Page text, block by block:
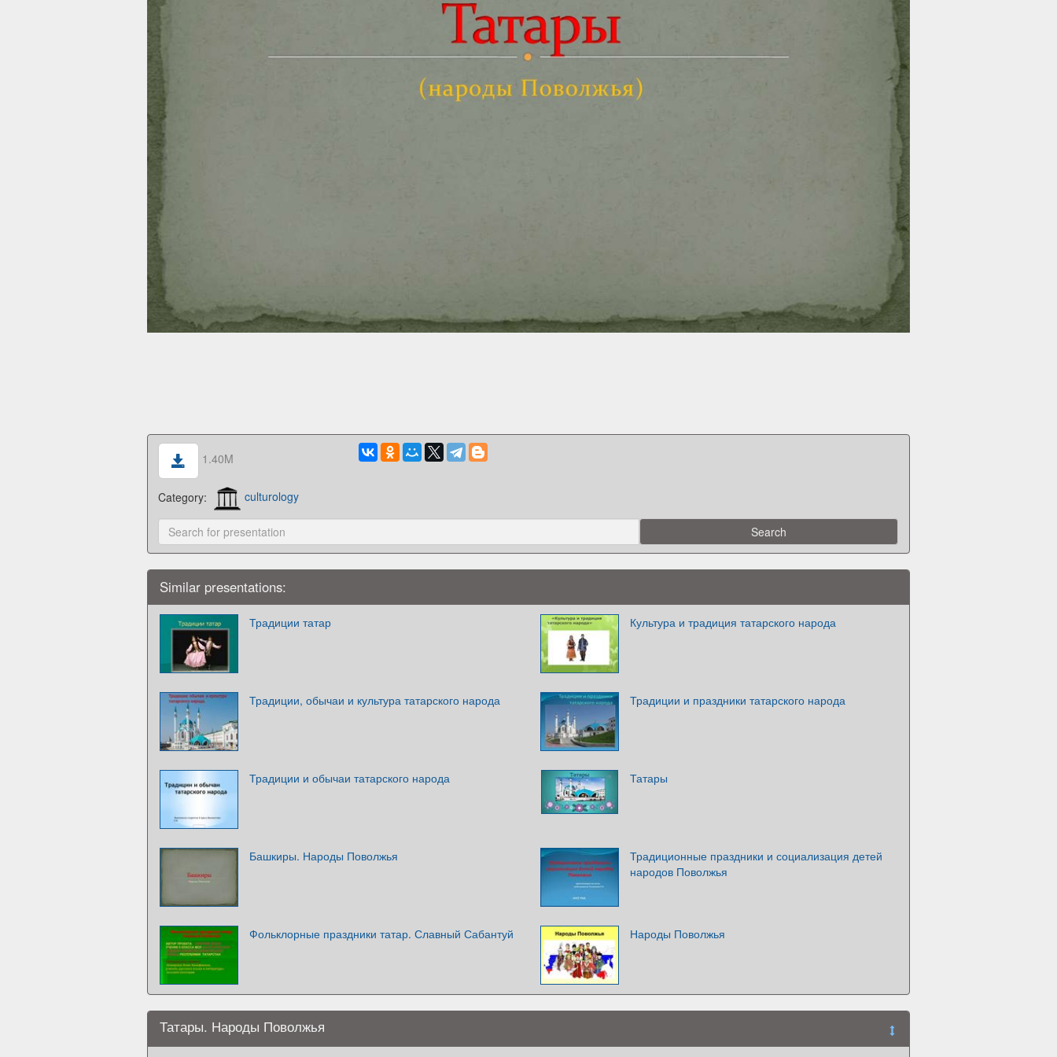
1.40M
Category: culturology
Similar presentations:
Традиции татар Культура и традиция татарского народа
Традиции, обычаи и культура татарского народа Традиции и праздники татарского народа
Традиции и обычаи татарского народа Татары
Башкиры. Народы Поволжья
Традиционные праздники и социализация детей
народов Поволжья
Фольклорные праздники татар. Славный Сабантуй Народы Поволжья
Татары. Народы Поволжья